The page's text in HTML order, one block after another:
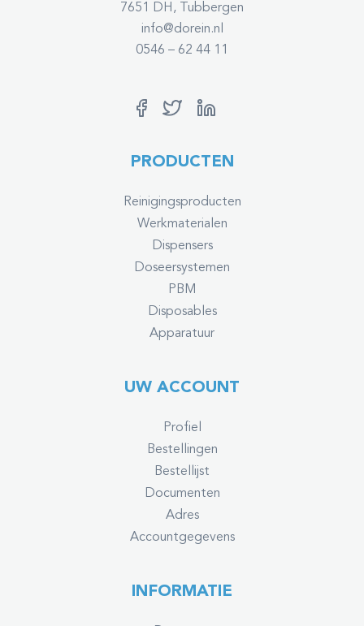
7651 DH, Tubbergen
info@dorein.nl
0546 – 62 44 11
PRODUCTEN
Reinigingsproducten
Werkmaterialen
Dispensers
Doseersystemen
PBM
Disposables
Apparatuur
UW ACCOUNT
Profiel
Bestellingen
Bestellijst
Documenten
Adres
Accountgegevens
INFORMATIE